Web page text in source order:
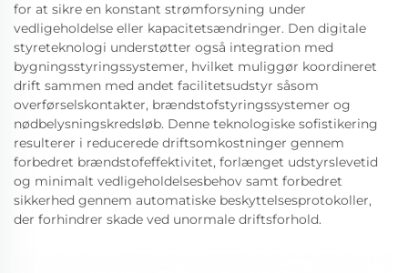
for at sikre en konstant strømforsyning under
vedligeholdelse eller kapacitetsændringer. Den digitale
styreteknologi understøtter også integration med
bygningsstyringssystemer, hvilket muliggør koordineret
drift sammen med andet facilitetsudstyr såsom
overførselskontakter, brændstofstyringssystemer og
nødbelysningskredsløb. Denne teknologiske sofistikering
resulterer i reducerede driftsomkostninger gennem
forbedret brændstofeffektivitet, forlænget udstyrslevetid
og minimalt vedligeholdelsesbehov samt forbedret
sikkerhed gennem automatiske beskyttelsesprotokoller,
der forhindrer skade ved unormale driftsforhold.